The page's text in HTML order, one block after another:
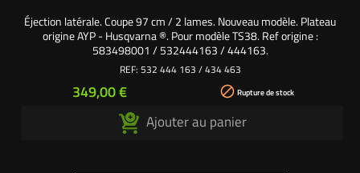
Éjection latérale. Coupe 97 cm / 2 lames. Nouveau modèle. Plateau
origine AYP - Husqvarna ®. Pour modèle TS38. Ref origine :
583498001 / 532444163 / 444163.
REF: 532 444 163 / 434 463
Prix
349,00 €  Rupture de stock
Ajouter au panier